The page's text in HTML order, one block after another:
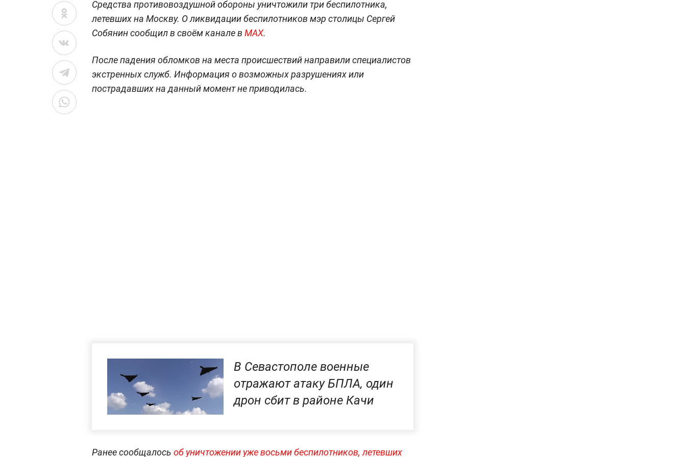
Средства противовоздушной обороны уничтожили три беспилотника,
летевших на Москву. О ликвидации беспилотников мэр столицы Сергей
Собянин сообщил в своём канале в MAX.
После падения обломков на места происшествий направили специалистов
экстренных служб. Информация о возможных разрушениях или
пострадавших на данный момент не приводилась.
В Севастополе военные
отражают атаку БПЛА, один
дрон сбит в районе Качи
Ранее сообщалось об уничтожении уже восьми беспилотников, летевших